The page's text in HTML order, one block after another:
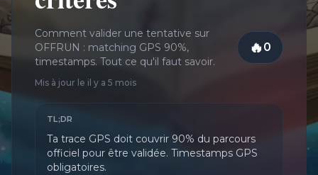
Comment valider une tentative sur
OFFRUN : matching GPS 90%,
timestamps. Tout ce qu'il faut savoir.
🔥 0
Mis à jour le il y a 5 mois
TL;DR
Ta trace GPS doit couvrir 90% du parcours
officiel pour être validée. Timestamps GPS
obligatoires.